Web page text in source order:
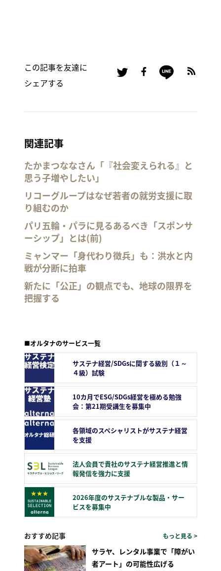
この記事を友達に
シェアする
関連記事
たかまつななさん「『社会変えられる』と
思う子増やしたい」
リコーグループはなぜ若者の就労支援に取
り組むのか
パリ五輪・パラに見るあるべき「スポンサ
ーシップ」とは(前)
ミャンマー「身代わり徴兵」も：洪水と内
戦が分断に拍車
新たに「公正」の観点でも、地球の限界を
把握する
■オルタナのサービス一覧
サステナ経営/SDGsに関する級別（１～
４級）試験
10カ月でESG/SDGs経営を極める勉強
会：第21期受講生を募集中
各領域のスペシャリストがサステナ経営
を支援
法人会員で貴社のサステナ経営推進と情
報発信を強力に支援
2026年度のサステナブルな製品・サー
ビスを募集中
おすすめ記事 もっと見る >
サラヤ、レンタル事業で「障がい
者アート」の可能性広げる